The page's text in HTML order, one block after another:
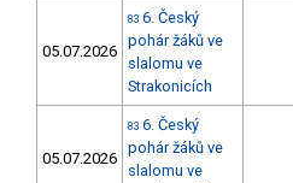
05.07.2026
83 6. Český
pohár žáků ve
slalomu ve
Strakonicích
05.07.2026
83 6. Český
pohár žáků ve
slalomu ve